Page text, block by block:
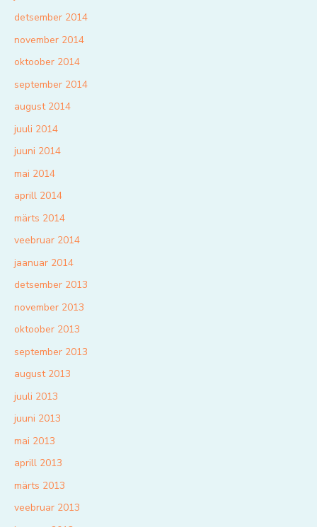
detsember 2014
november 2014
oktoober 2014
september 2014
august 2014
juuli 2014
juuni 2014
mai 2014
aprill 2014
märts 2014
veebruar 2014
jaanuar 2014
detsember 2013
november 2013
oktoober 2013
september 2013
august 2013
juuli 2013
juuni 2013
mai 2013
aprill 2013
märts 2013
veebruar 2013